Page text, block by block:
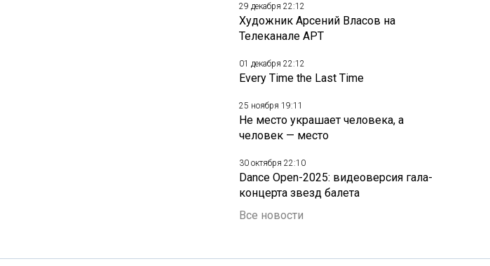
29 декабря 22:12
Художник Арсений Власов на
Телеканале АРТ
01 декабря 22:12
Every Time the Last Time
25 ноября 19:11
Не место украшает человека, а
человек — место
30 октября 22:10
Dance Open-2025: видеоверсия гала-
концерта звезд балета
Все новости